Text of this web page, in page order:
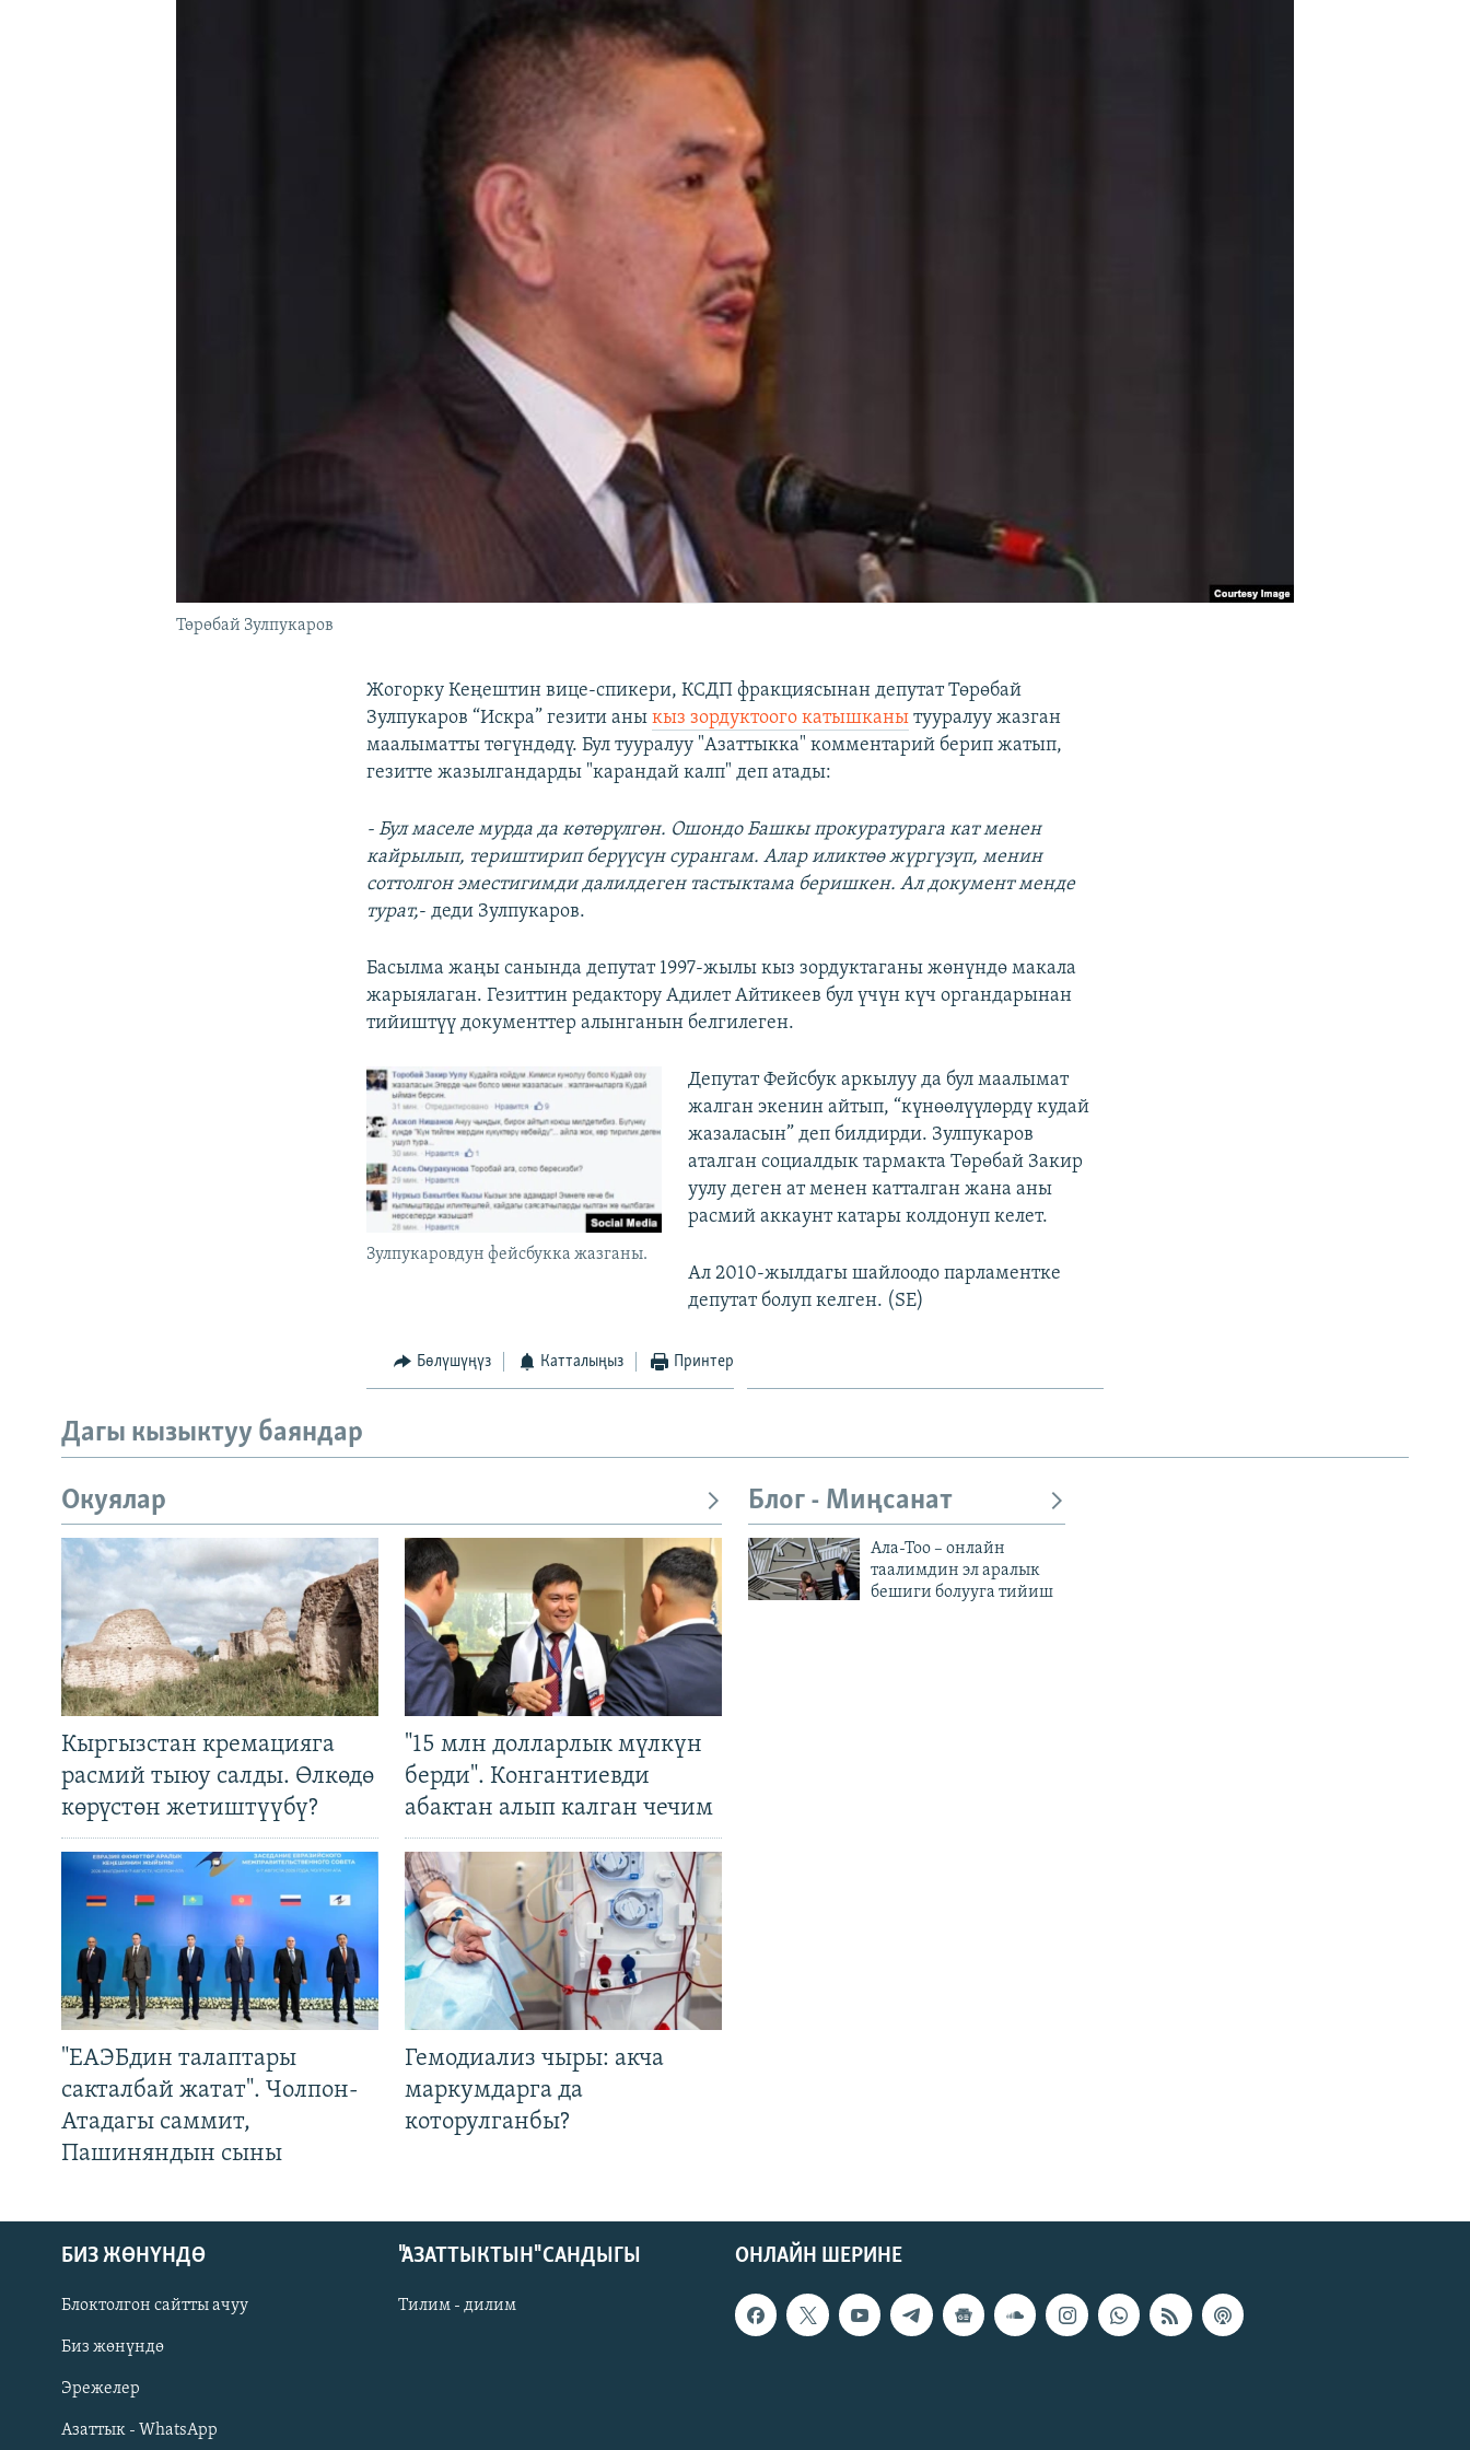
Русский
ОНЛАЙН ШЕРИНЕ
Төрөбай Зулпукаров
Жогорку Кеңештин вице-спикери, КСДП фракциясынан депутат Төрөбай
Зулпукаров “Искра” гезити аныкыз зордуктоого катышканы тууралуу жазган
маалыматты төгүндөдү. Бул тууралуу "Азаттыкка" комментарий берип жатып,
гезитте жазылгандарды "карандай калп" деп атады:
- Бул маселе мурда да көтөрүлгөн. Ошондо Башкы прокуратурага кат менен
кайрылып, териштирип берүүсүн сурангам. Алар иликтөө жүргүзүп, менин
соттолгон эместигимди далилдеген тастыктама беришкен. Ал документ менде
турат,- деди Зулпукаров.
Басылма жаңы санында депутат 1997-жылы кыз зордуктаганы жөнүндө макала
жарыялаган. Гезиттин редактору Адилет Айтикеев бул үчүн күч органдарынан
тийиштүү документтер алынганын белгилеген.
Зулпукаровдун фейсбукка жазганы.
​Депутат Фейсбук аркылуу да бул маалымат
жалган экенин айтып, “күнөөлүүлөрдү кудай
жазаласын” деп билдирди. Зулпукаров
аталган социалдык тармакта Төрөбай Закир
уулу деген ат менен катталган жана аны
расмий аккаунт катары колдонуп келет.
Ал 2010-жылдагы шайлоодо парламентке
депутат болуп келген. (SE)
Бөлүшүңүз Катталыңыз Принтер
Дагы кызыктуу баяндар
Окуялар
Кыргызстан кремацияга
расмий тыюу салды. Өлкөдө
көрүстөн жетиштүүбү?
"15 млн долларлык мүлкүн
берди". Конгантиевди
абактан алып калган чечим
"ЕАЭБдин талаптары
сакталбай жатат". Чолпон-
Атадагы саммит,
Пашиняндын сыны
Гемодиализ чыры: акча
маркумдарга да
которулганбы?
Блог - Миңсанат
Ала-Тоо – онлайн
таалимдин эл аралык
бешиги болууга тийиш
ОНЛАЙН ШЕРИНЕ
БИЗ ЖӨНҮНДӨ
Блоктолгон сайтты ачуу
Биз жөнүндө
Эрежелер
Азаттык - WhatsApp
"АЗАТТЫКТЫН" САНДЫГЫ
Тилим - дилим